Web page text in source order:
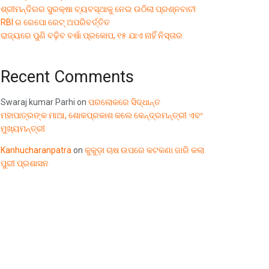
ଶ୍ରୀମନ୍ଦିରର ସୁରକ୍ଷା ବ୍ୟବସ୍ଥାକୁ ନେଇ ଉଠିଲା ପ୍ରଶ୍ନବାଚୀ
RBI ର ରେପୋ ରେଟ୍ ଅପରିବର୍ତ୍ତିତ
ରାଜ୍ୟରେ ପୁଣି ବଢ଼ିବ ବର୍ଷା ପ୍ରକୋପ, ୧୫ ଯାଏ ନାହିଁ ନିସ୍ତାର
Recent Comments
Swaraj kumar Parhi on ପରଲୋକରେ ସିଦ୍ଧାନ୍ତ
ମହାପାତ୍ରଙ୍କ ମାଆ, ଶୋକପ୍ରକାଶ କଲେ କେନ୍ଦ୍ରମନ୍ତ୍ରୀ ଏବଂ
ମୁଖ୍ୟମନ୍ତ୍ରୀ
Kanhucharanpatraon କୁକୁଡ଼ା ଚାଷ ଉପରେ କଟକଣା ଜାରି କଲା
ପୁରୀ ପ୍ରଶାସନ